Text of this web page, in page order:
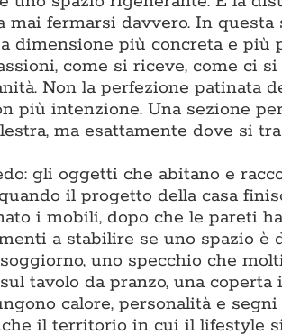
fermarsi davvero. In questa
dimensione più concreta e più
come si riceve, come ci
Non la perfezione patinata
più intenzione. Una sezione
ma esattamente dove si
gli oggetti che abitano e
il progetto della casa
i mobili, dopo che le pareti
a stabilire se uno spazio è
uno specchio che
tavolo da pranzo, una
calore, personalità e segni
il territorio in cui il lifestyle